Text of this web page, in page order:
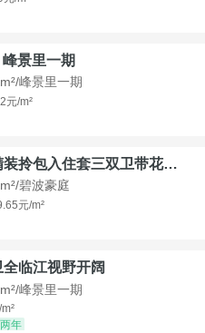
峰景里一期
峰景里一期
元/m²
沱四桥电梯精装拎包入住套三双卫带花园40平米带车位
碧波豪庭
元/m²
临江视野开阔
峰景里一期
年